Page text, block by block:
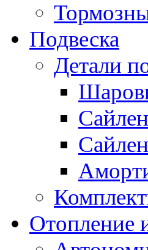
Подвеска
Детали
Отопление